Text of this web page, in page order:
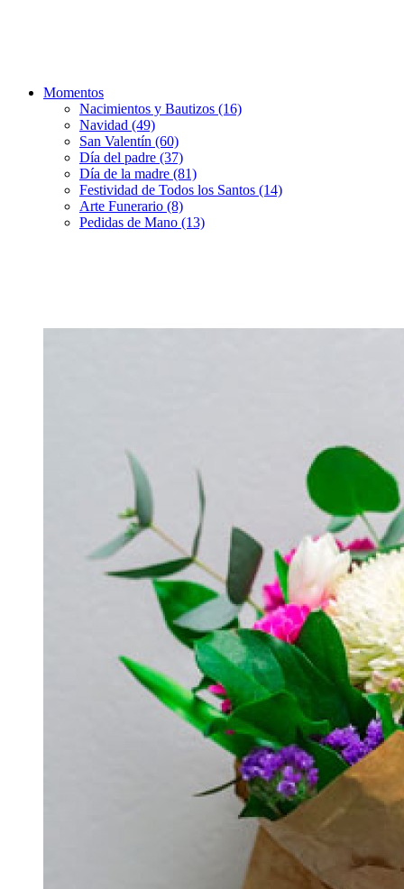
Momentos
Nacimientos y Bautizos (16)
Navidad (49)
San Valentín (60)
Día del padre (37)
Día de la madre (81)
Festividad de Todos los Santos (14)
Arte Funerario (8)
Pedidas de Mano (13)